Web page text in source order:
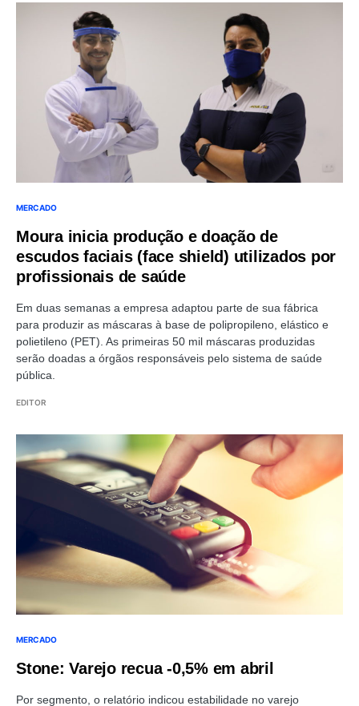
MERCADO
Moura inicia produção e doação de
escudos faciais (face shield) utilizados por
profissionais de saúde
Em duas semanas a empresa adaptou parte de sua fábrica
para produzir as máscaras à base de polipropileno, elástico e
polietileno (PET). As primeiras 50 mil máscaras produzidas
serão doadas a órgãos responsáveis pelo sistema de saúde
pública.
EDITOR
MERCADO
Stone: Varejo recua -0,5% em abril
Por segmento, o relatório indicou estabilidade no varejo